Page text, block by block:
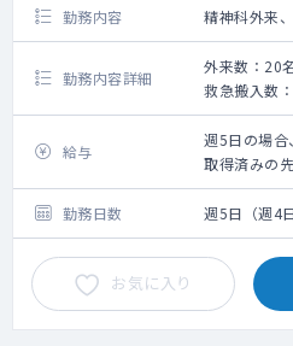
勤務内容 精神科外来
勤務内容詳細
外来数：20
救急搬入数
【想定され
精神科医師
ます。
外来：週２
病棟：急性
急性期・
※人数につ
上決定
当直：月2
給与
週5日の場
取得済みの
※指定医取
の上決定
勤務日数 週5日（週4
お気に入り